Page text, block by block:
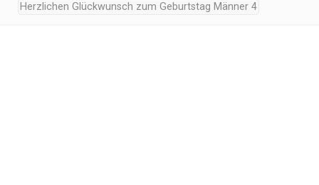
Herzlichen Glückwunsch zum Geburtstag Männer 4